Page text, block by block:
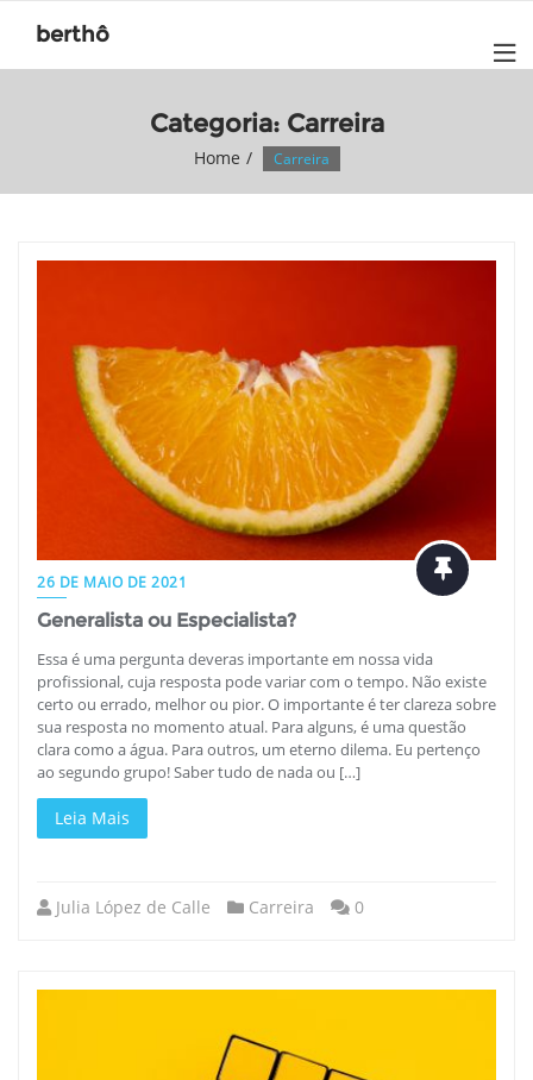
berthô
Categoria: Carreira
Home Carreira
26 DE MAIO DE 2021
Generalista ou Especialista?
Essa é uma pergunta deveras importante em nossa vida
profissional, cuja resposta pode variar com o tempo. Não existe
certo ou errado, melhor ou pior. O importante é ter clareza sobre
sua resposta no momento atual. Para alguns, é uma questão
clara como a água. Para outros, um eterno dilema. Eu pertenço
ao segundo grupo! Saber tudo de nada ou […]
Leia Mais
Julia López de Calle Carreira 0